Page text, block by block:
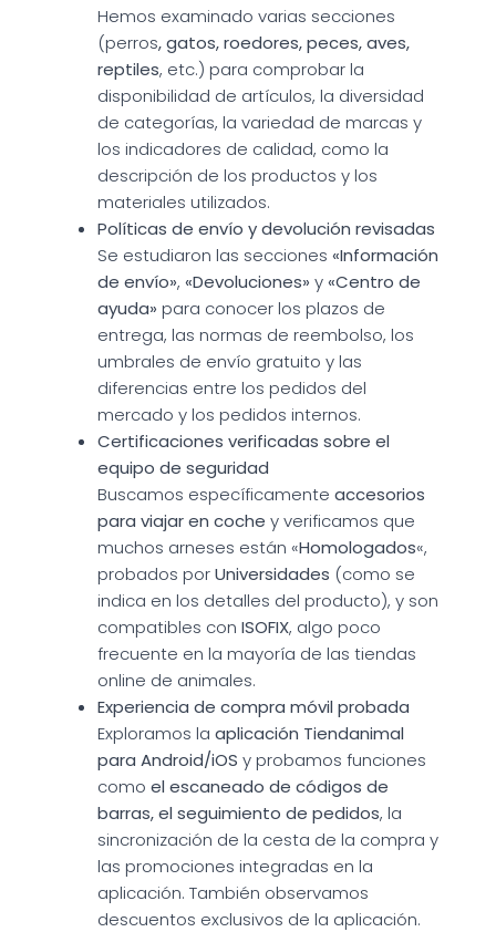
Hemos examinado varias secciones
(perros, gatos, roedores, peces, aves,
reptiles, etc.) para comprobar la
disponibilidad de artículos, la diversidad
de categorías, la variedad de marcas y
los indicadores de calidad, como la
descripción de los productos y los
materiales utilizados.
Políticas de envío y devolución revisadas
Se estudiaron las secciones «Información
de envío», «Devoluciones» y«Centro de
ayuda» para conocer los plazos de
entrega, las normas de reembolso, los
umbrales de envío gratuito y las
diferencias entre los pedidos del
mercado y los pedidos internos.
Certificaciones verificadas sobre el
equipo de seguridad
Buscamos específicamente accesorios
para viajar en coche y verificamos que
muchos arneses están «Homologados«,
probados porUniversidades (como se
indica en los detalles del producto), y son
compatibles con ISOFIX, algo poco
frecuente en la mayoría de las tiendas
online de animales.
Experiencia de compra móvil probada
Exploramos la aplicación Tiendanimal
para Android/iOS y probamos funciones
como el escaneado de códigos de
barras, el seguimiento de pedidos, la
sincronización de la cesta de la compra y
las promociones integradas en la
aplicación. También observamos
descuentos exclusivos de la aplicación.